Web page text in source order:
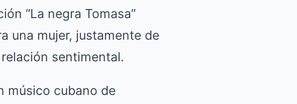
“La negra Tomasa”
una mujer, justamente de
sentimental.
músico cubano de